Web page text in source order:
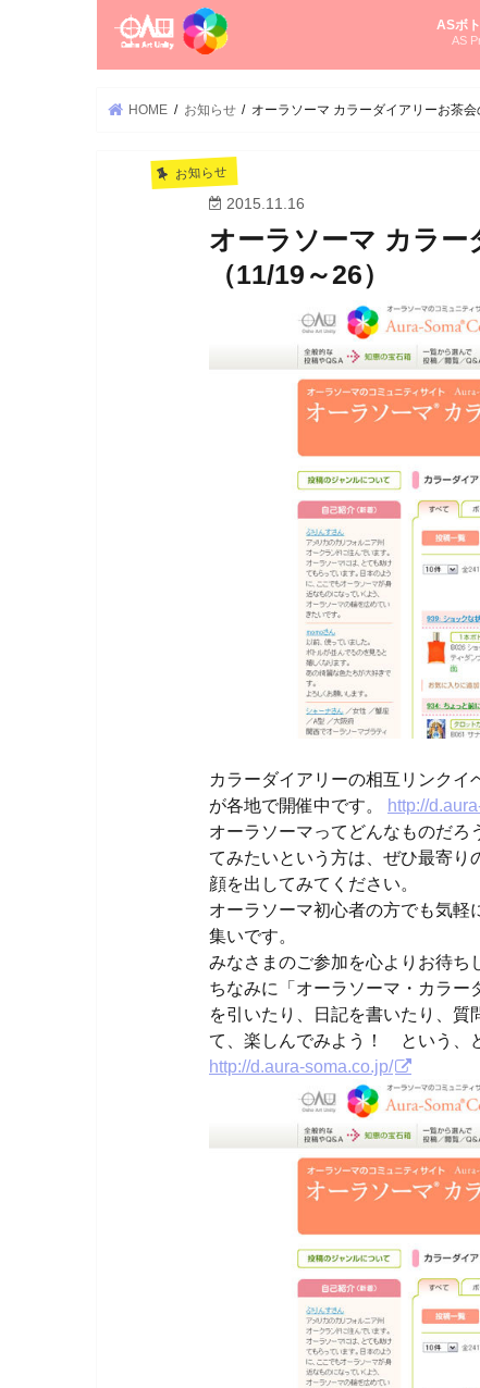
ASボ
AS
HOME お知らせ オーラソーマ カラーダイアリーお茶会
お知らせ
2015.11.16
オーラソーマ カラー
（11/19～26）
カラーダイアリーの相互リンク
が各地で開催中です。 http://
オーラソーマってどんなものだろ
てみたいという方は、ぜひ最寄り
顔を出してみてください。
オーラソーマ初心者の方でも気軽
集いです。
みなさまのご参加を心よりお待ち
ちなみに「オーラソーマ・カラー
を引いたり、日記を書いたり、質
て、楽しんでみよう！ という、
http://d.aura-soma.co.jp/